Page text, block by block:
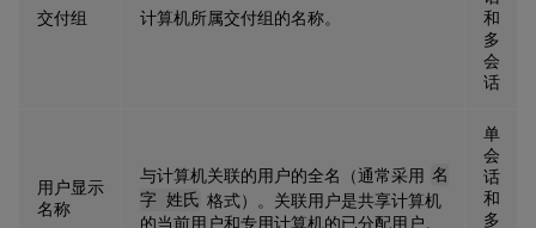
交付组 计算机所属交付组的名称。
和
多
会
话
用户显示
名称
与计算机关联的用户的全名（通常采用 名
字 姓氏 格式）。关联用户是共享计算机
的当前用户和专用计算机的已分配用户。
单
会
话
和
多